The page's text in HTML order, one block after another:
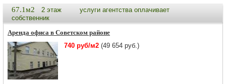
67.1м2 2 этаж
услуги агентства оплачивает
собственник
Аренда офиса в Советском районе
740 руб/м2 (49 654 руб.)